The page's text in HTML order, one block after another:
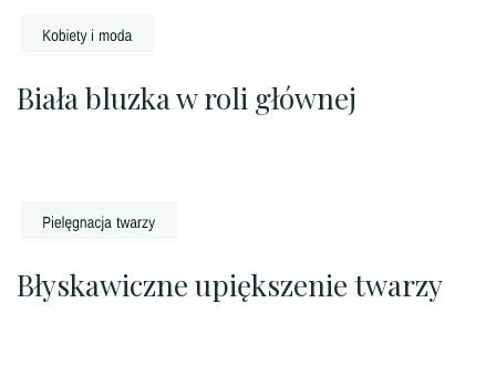
Biała bluzka w roli głównej
Błyskawiczne upiększenie twarzy